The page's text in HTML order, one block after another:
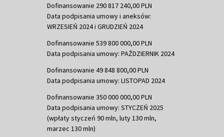
Dofinansowanie 290 817 240,00 PLN
Data podpisania umowy i aneksów:
WRZESIEŃ 2024 i GRUDZIEŃ 2024
Dofinansowanie 539 800 000,00 PLN
Data podpisania umowy: PAŹDZIERNIK 2024
Dofinansowanie 49 848 800,00 PLN
Data podpisania umowy: LISTOPAD 2024
Dofinansowanie 350 000 000,00 PLN
Data podpisania umowy: STYCZEŃ 2025
(wpłaty styczeń 90 mln, luty 130 mln,
marzec 130 mln)